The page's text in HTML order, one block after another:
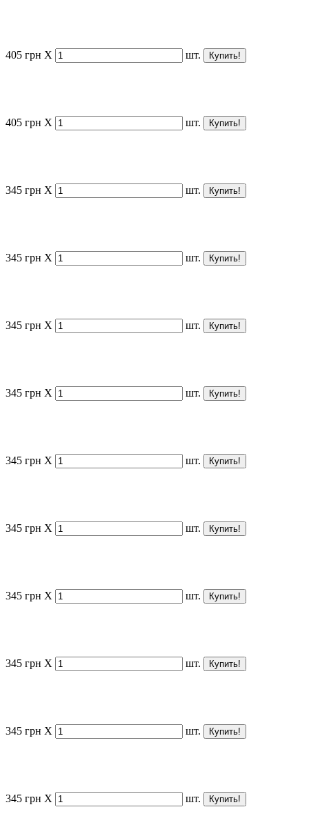
405 грн X шт.
405 грн X шт.
345 грн X шт.
345 грн X шт.
345 грн X шт.
345 грн X шт.
345 грн X шт.
345 грн X шт.
345 грн X шт.
345 грн X шт.
345 грн X шт.
345 грн X шт.